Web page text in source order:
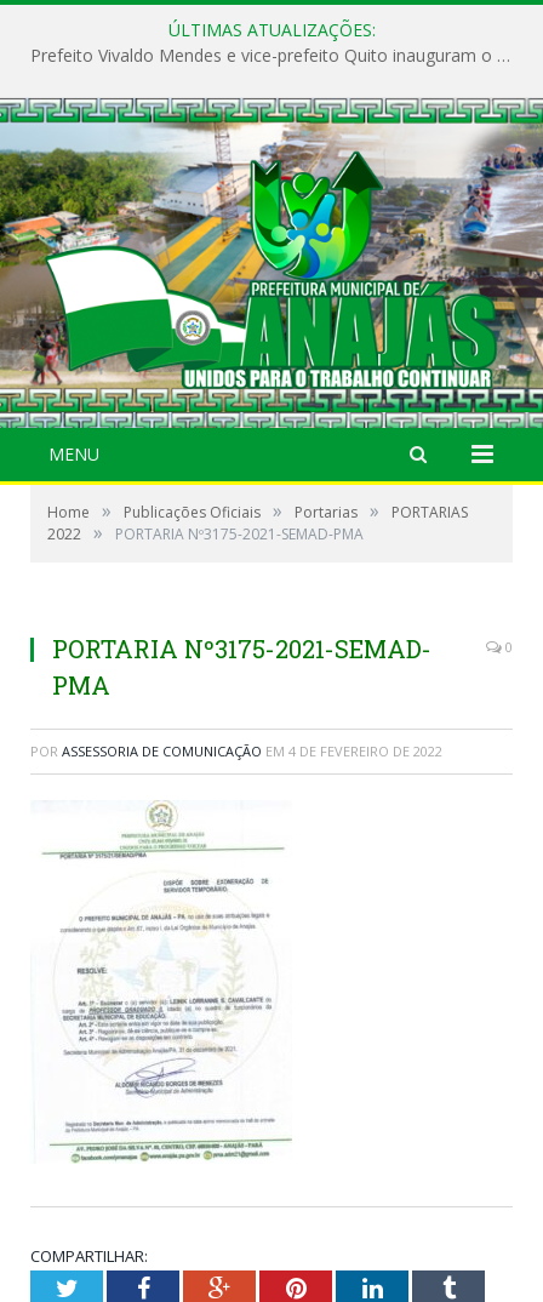
ÚLTIMAS ATUALIZAÇÕES:
Prefeito Vivaldo Mendes e vice-prefeito Quito inauguram o CAPS e fortalecem a saúde pública em Anajás.
MENU
Home » Publicações Oficiais » Portarias »
PORTARIAS
2022 » PORTARIA Nº3175-2021-SEMAD-PMA
PORTARIA Nº3175-2021-SEMAD-
PMA
0
POR ASSESSORIA DE COMUNICAÇÃO EM 4 DE FEVEREIRO DE 2022
COMPARTILHAR:
TwitterFacebookGoogle+PinterestLinkedInTumblr